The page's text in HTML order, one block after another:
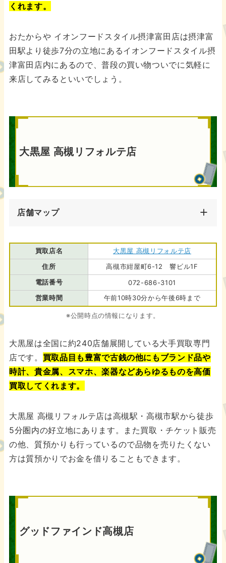
くれます。
おたからや イオンフードスタイル摂津富田店は摂津富
田駅より徒歩7分の立地にあるイオンフードスタイル摂
津富田店内にあるので、普段の買い物ついでに気軽に
来店してみるといいでしょう。
大黒屋 高槻リフォルテ店
店舗マップ
買取店名
大黒屋 高槻リフォルテ店
住所
高槻市紺屋町6-12 響ビル1F
電話番号
072-686-3101
営業時間
午前10時30分から午後6時まで
※公開時点の情報になります。
大黒屋は全国に約240店舗展開している大手買取専門
店です。 買取品目も豊富で古銭の他にもブランド品や
時計、貴金属、スマホ、楽器などあらゆるものを高価
買取してくれます。
大黒屋 高槻リフォルテ店は高槻駅・高槻市駅から徒歩
5分圏内の好立地にあります。また買取・チケット販売
の他、質預かりも行っているので品物を売りたくない
方は質預かりでお金を借りることもできます。
グッドファインド高槻店